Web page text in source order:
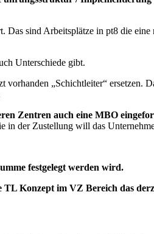
sind Arbeitsplätze in pt8 die
Unterschiede gibt.
vorhanden „Schichtleiter“ ersetzen.
Zentren auch eine MBO
in der Zustellung will das
festgelegt werden wird.
Konzept im VZ Bereich das